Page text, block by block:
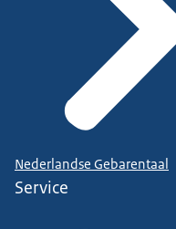
Nederlandse Gebarentaal
Service